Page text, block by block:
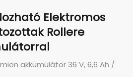
Elektromos
Rollere
akkumulátor 36 V, 6,6 Ah /